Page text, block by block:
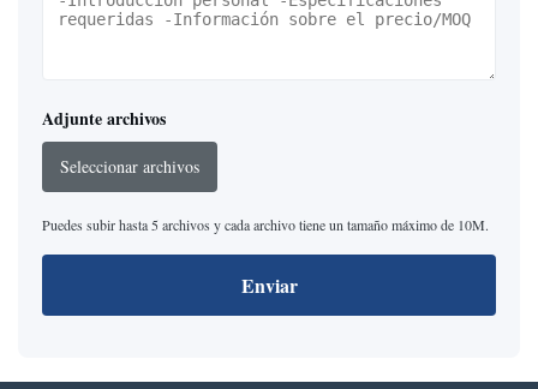
Adjunte archivos
Seleccionar archivos
Puedes subir hasta 5 archivos y cada archivo tiene un tamaño máximo de 10M.
Enviar